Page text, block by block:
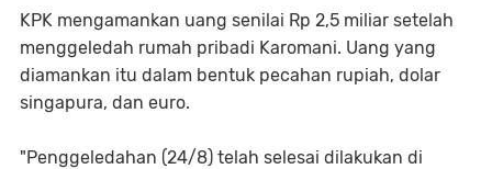
KPK mengamankan uang senilai Rp 2,5 miliar setelah
menggeledah rumah pribadi Karomani. Uang yang
diamankan itu dalam bentuk pecahan rupiah, dolar
singapura, dan euro.
"Penggeledahan (24/8) telah selesai dilakukan di